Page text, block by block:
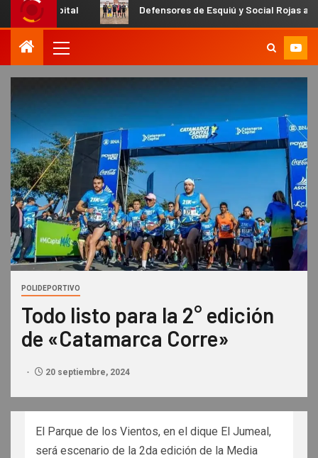
Defensores de Esquiú y Social Rojas abren las
POLIDEPORTIVO
Todo listo para la 2° edición
de «Catamarca Corre»
20 septiembre, 2024
El Parque de los Vientos, en el dique El Jumeal,
será escenario de la 2da edición de la Media